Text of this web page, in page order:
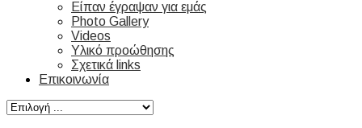
Είπαν έγραψαν για εμάς
Photo Gallery
Videos
Υλικό προώθησης
Σχετικά links
Επικοινωνία